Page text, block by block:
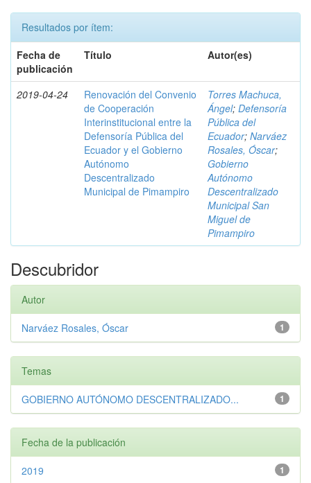
Resultados por ítem:
Fecha de
publicación
Título Autor(es)
2019-04-24
Renovación del Convenio
de Cooperación
Interinstitucional entre la
Defensoría Pública del
Ecuador y el Gobierno
Autónomo
Descentralizado
Municipal de Pimampiro
Torres Machuca,
Ángel; Defensoría
Pública del
Ecuador; Narváez
Rosales, Óscar;
Gobierno
Autónomo
Descentralizado
Municipal San
Miguel de
Pimampiro
Descubridor
Autor
1
Narváez Rosales, Óscar
Temas
1
GOBIERNO AUTÓNOMO DESCENTRALIZADO...
Fecha de la publicación
1
2019